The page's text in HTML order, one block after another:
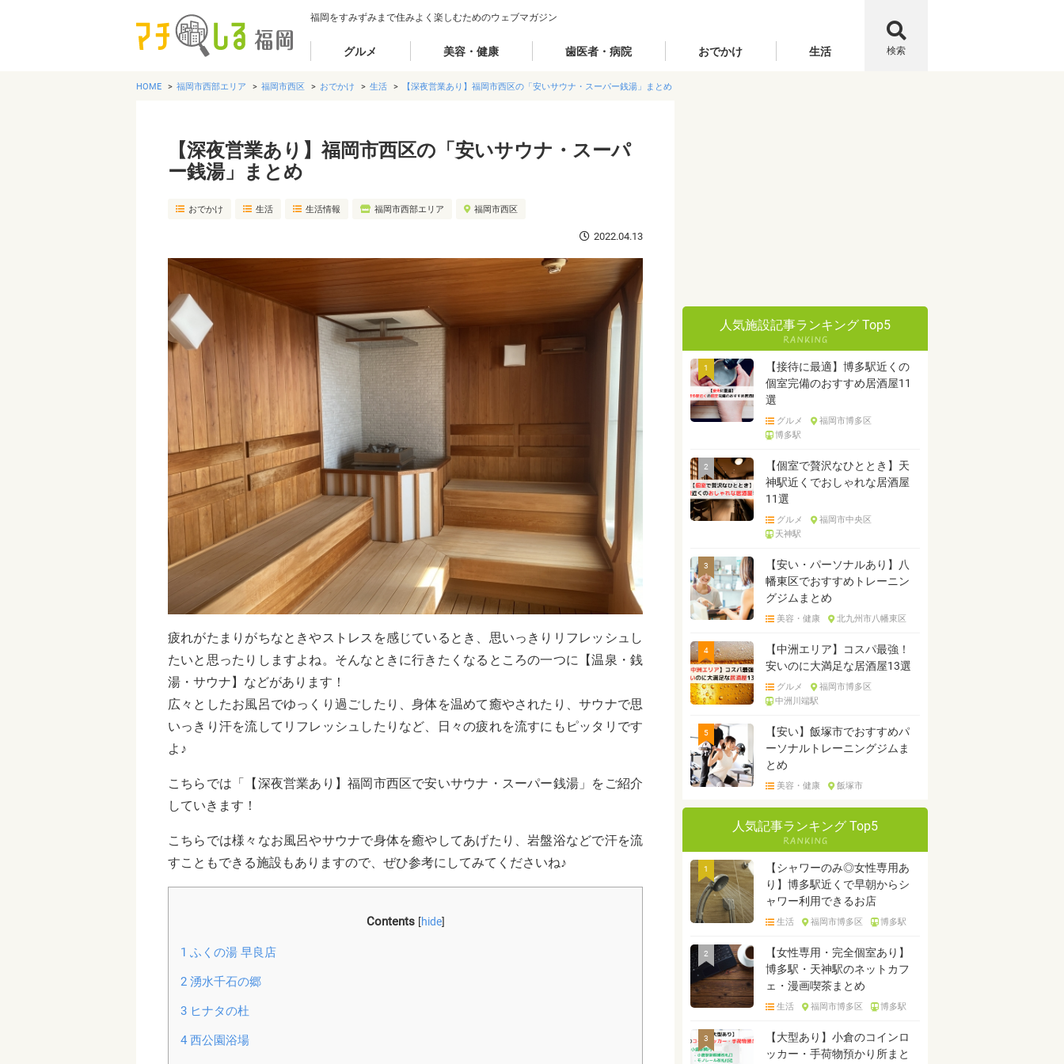
福岡をすみずみまで住みよく楽しむためのウェブマガジン
グルメ 美容・健康 歯医者・病院 おでかけ 生活 検索
HOME 福岡市西部エリア 福岡市西区 おでかけ 生活 【深夜営業あり】福岡市西区の「安いサウナ・スーパー銭湯」まとめ
【深夜営業あり】福岡市西区の「安いサウナ・スーパ
ー銭湯」まとめ
おでかけ 生活 生活情報 福岡市西部エリア 福岡市西区
2022.04.13
疲れがたまりがちなときやストレスを感じているとき、思いっきりリフレッシュし
たいと思ったりしますよね。そんなときに行きたくなるところの一つに【温泉・銭
湯・サウナ】などがあります！
広々としたお風呂でゆっくり過ごしたり、身体を温めて癒やされたり、サウナで思
いっきり汗を流してリフレッシュしたりなど、日々の疲れを流すにもピッタリです
よ♪
こちらでは「【深夜営業あり】福岡市西区で安いサウナ・スーパー銭湯」をご紹介
していきます！
こちらでは様々なお風呂やサウナで身体を癒やしてあげたり、岩盤浴などで汗を流
すこともできる施設もありますので、ぜひ参考にしてみてくださいね♪
Contents [hide]
1 ふくの湯 早良店
2湧水千石の郷
3ヒナタの杜
4西公園浴場
人気施設記事ランキング Top5
1
【接待に最適】博多駅近くの
個室完備のおすすめ居酒屋11
選
グルメ
福岡市博多区
博多駅
2
【個室で贅沢なひととき】天
神駅近くでおしゃれな居酒屋
11選
グルメ
福岡市中央区
天神駅
3
【安い・パーソナルあり】八
幡東区でおすすめトレーニン
グジムまとめ
美容・健康 北九州市八幡東区
4
【中洲エリア】コスパ最強！
安いのに大満足な居酒屋13選
グルメ
福岡市博多区
中洲川端駅
5
【安い】飯塚市でおすすめパ
ーソナルトレーニングジムま
とめ
美容・健康 飯塚市
人気記事ランキング Top5
1
【シャワーのみ◎女性専用あ
り】博多駅近くで早朝からシ
ャワー利用できるお店
生活 福岡市博多区 博多駅
2
【女性専用・完全個室あり】
博多駅・天神駅のネットカフ
ェ・漫画喫茶まとめ
生活 福岡市博多区 博多駅
3
【大型あり】小倉のコインロ
ッカー・手荷物預かり所まと